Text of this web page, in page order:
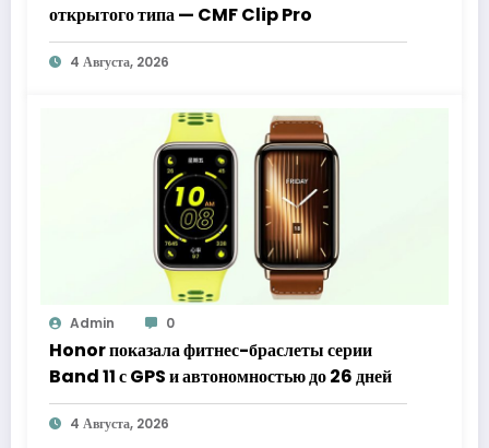
открытого типа — CMF Clip Pro
4 Августа, 2026
Admin 0
Honor показала фитнес-браслеты серии
Band 11 с GPS и автономностью до 26 дней
4 Августа, 2026